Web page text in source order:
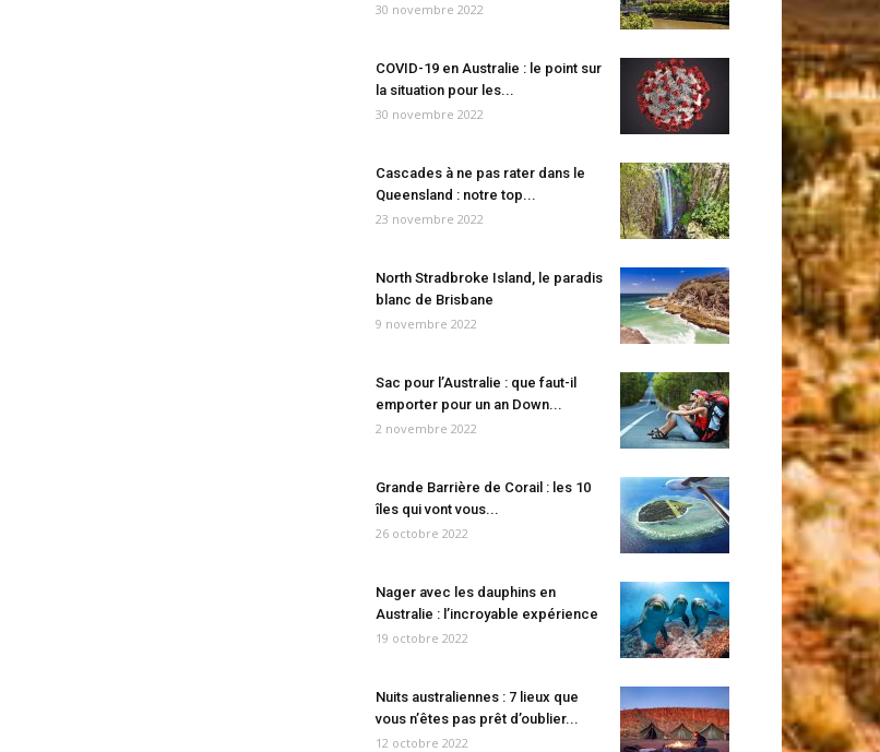
30 novembre 2022
COVID-19 en Australie : le point sur
la situation pour les...
30 novembre 2022
Cascades à ne pas rater dans le
Queensland : notre top...
23 novembre 2022
North Stradbroke Island, le paradis
blanc de Brisbane
9 novembre 2022
Sac pour l’Australie : que faut-il
emporter pour un an Down...
2 novembre 2022
Grande Barrière de Corail : les 10
îles qui vont vous...
26 octobre 2022
Nager avec les dauphins en
Australie : l’incroyable expérience
19 octobre 2022
Nuits australiennes : 7 lieux que
vous n’êtes pas prêt d’oublier...
12 octobre 2022